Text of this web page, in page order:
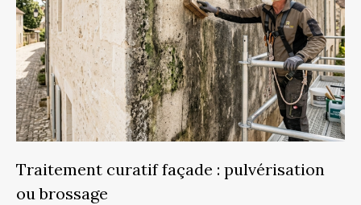
Traitement curatif façade : pulvérisation
ou brossage